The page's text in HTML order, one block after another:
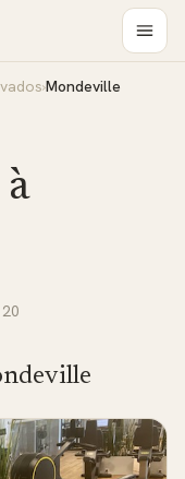
›Mondeville